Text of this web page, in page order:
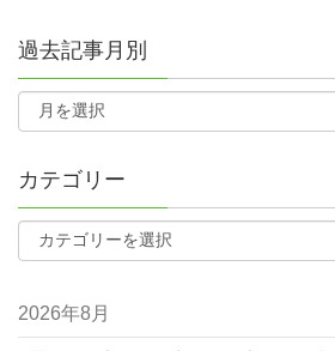
過去記事月別
カテゴリー
2026年8月